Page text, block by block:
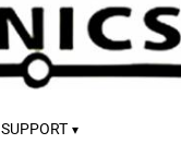
SUPPORT